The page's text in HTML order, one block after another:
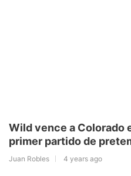
Wild vence a Colorado
primer partido de
Juan Robles 4 years ago